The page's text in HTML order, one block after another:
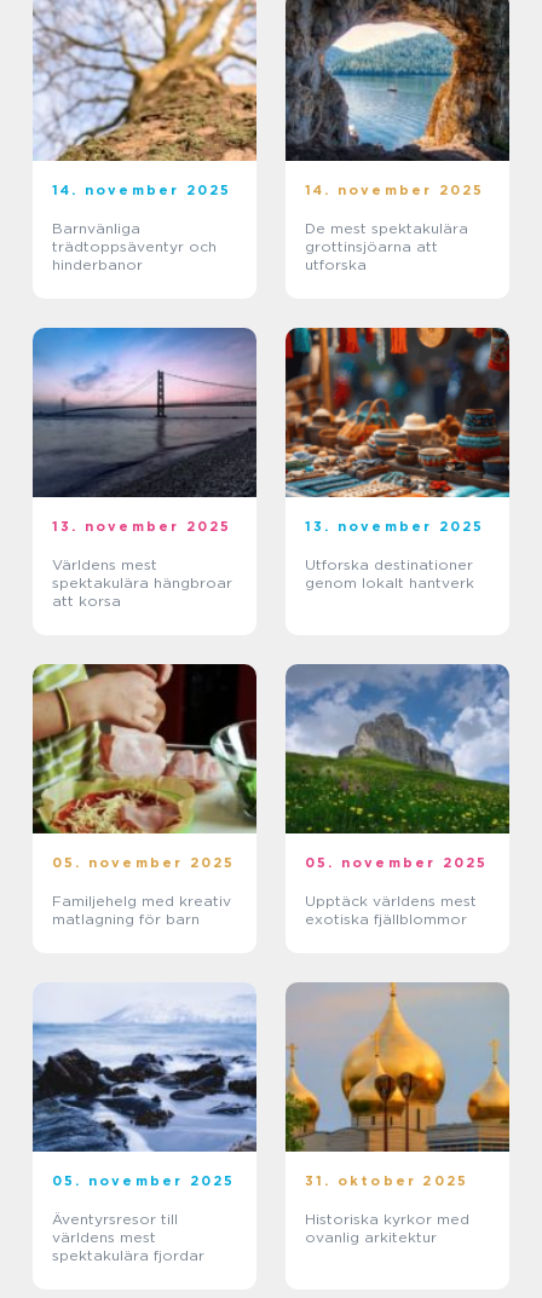
14. november 2025
Barnvänliga
trädtoppsäventyr och
hinderbanor
14. november 2025
De mest spektakulära
grottinsjöarna att
utforska
13. november 2025
Världens mest
spektakulära hängbroar
att korsa
13. november 2025
Utforska destinationer
genom lokalt hantverk
05. november 2025
Familjehelg med kreativ
matlagning för barn
05. november 2025
Upptäck världens mest
exotiska fjällblommor
05. november 2025
Äventyrsresor till
världens mest
spektakulära fjordar
31. oktober 2025
Historiska kyrkor med
ovanlig arkitektur